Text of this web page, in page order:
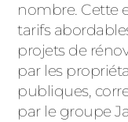
nombre. Cette
tarifs
projets de
par les
publiques,
par le groupe